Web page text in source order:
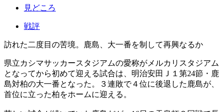
見どころ
戦評
訪れた二度目の苦境。鹿島、大一番を制して再興なるか
県立カシマサッカースタジアムの愛称がメルカリスタジアム
となってから初めて迎える試合は、明治安田Ｊ１第24節・鹿
島対柏の大一番となった。３連敗で４位に後退した鹿島が、
首位に立った柏をホームに迎える。